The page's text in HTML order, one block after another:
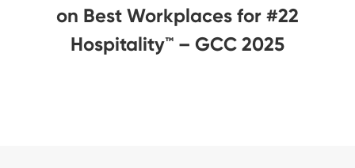
#22 on Best Workplaces for
Hospitality™ – GCC 2025